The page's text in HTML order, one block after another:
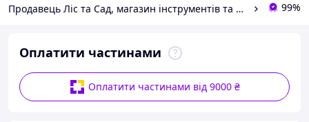
Продавець Ліс та Сад, магазин інструментів та садової техніки 99%
Оплатити частинами
Оплатити частинами від 9000 ₴